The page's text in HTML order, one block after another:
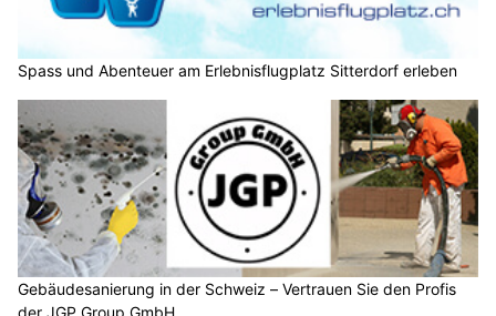
Spass und Abenteuer am Erlebnisflugplatz Sitterdorf erleben
Gebäudesanierung in der Schweiz – Vertrauen Sie den Profis
der JGP Group GmbH